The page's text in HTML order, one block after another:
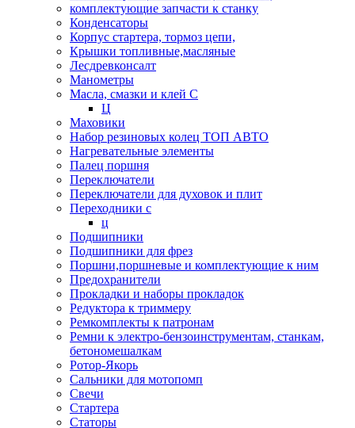
комплектующие запчасти к станку
Конденсаторы
Корпус стартера, тормоз цепи,
Крышки топливные,масляные
Лесдревконсалт
Манометры
Масла, смазки и клей С
Ц
Маховики
Набор резиновых колец ТОП АВТО
Нагревательные элементы
Палец поршня
Переключатели
Переключатели для духовок и плит
Переходники с
ц
Подшипники
Подшипники для фрез
Поршни,поршневые и комплектующие к ним
Предохранители
Прокладки и наборы прокладок
Редуктора к триммеру
Ремкомплекты к патронам
Ремни к электро-бензоинструментам, станкам,
бетономешалкам
Ротор-Якорь
Сальники для мотопомп
Свечи
Стартера
Статоры